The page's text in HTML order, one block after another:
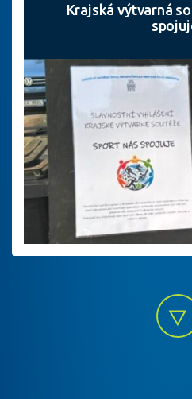
Krajská výtvarná